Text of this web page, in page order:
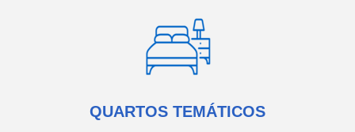
QUARTOS TEMÁTICOS